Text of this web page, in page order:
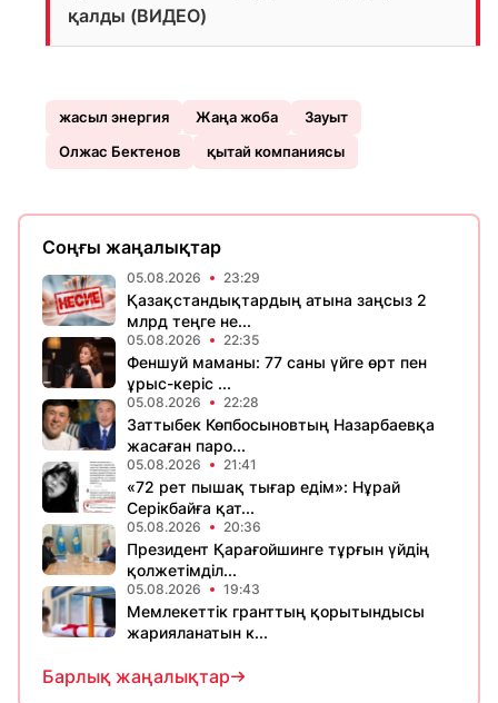
қалды (ВИДЕО)
жасыл энергия Жаңа жоба
Зауыт
Олжас Бектенов
қытай компаниясы
Соңғы жаңалықтар
05.08.2026 23:29
Қазақстандықтардың атына заңсыз 2
млрд теңге не...
05.08.2026 22:35
Феншуй маманы: 77 саны үйге өрт пен
ұрыс-керіс ...
05.08.2026 22:28
Заттыбек Көпбосыновтың Назарбаевқа
жасаған паро...
05.08.2026 21:41
«72 рет пышақ тығар едім»: Нұрай
Серікбайға қат...
05.08.2026 20:36
Президент Қарағойшинге тұрғын үйдің
қолжетімділ...
05.08.2026 19:43
Мемлекеттік гранттың қорытындысы
жарияланатын к...
Барлық жаңалықтар